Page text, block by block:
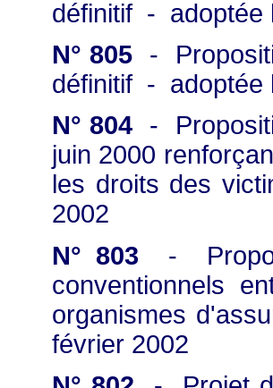
définitif - adoptée
N° 805 -
définitif - adoptée
N° 804 -
juin 2000
les droits des
2002
N° 803 -
conventionnels
organismes
février 2002